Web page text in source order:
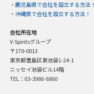
・ 鹿児島県で会社を設立する方法！
・ 沖縄県で会社を設立する方法！
会社所在地
V-Spiritsグループ
〒170-0013
東京都豊島区東池袋1-24-1
ニッセイ池袋ビル14階
TEL：03-3986-6860